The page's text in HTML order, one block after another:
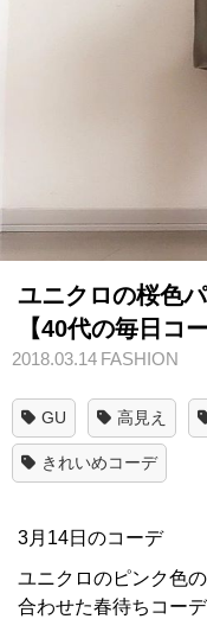
ユニクロの桜色
【40代の毎日コー
2018.03.14 FASHION
GU 高見え
きれいめコーデ
3月14日のコーデ
ユニクロのピンク色
合わせた春待ちコー